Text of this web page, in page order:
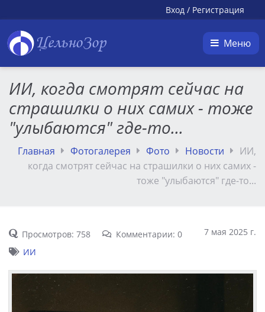
Вход / Регистрация
ЦельноЗор Меню
ИИ, когда смотрят сейчас на
страшилки о них самих - тоже
"улыбаются" где-то...
Главная Фотогалерея Фото Новости
ИИ,
когда смотрят сейчас на страшилки о них самих -
тоже "улыбаются" где-то...
Просмотров: 758 Комментарии: 0
7 мая 2025 г.
ИИ